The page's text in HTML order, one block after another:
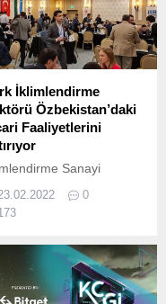
İklimlendirme
Özbekistan’daki
Faaliyetlerini
Sanayi
Şubat 2022 tarihleri
Özbekistan’a
düzenledi.
0